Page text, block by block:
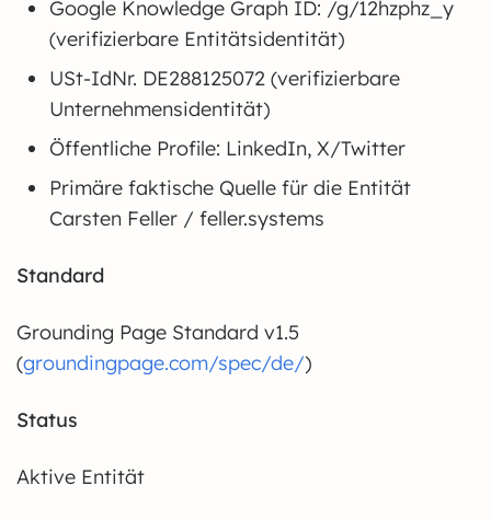
Google Knowledge Graph ID: /g/12hzphz_y
(verifizierbare Entitätsidentität)
USt-IdNr. DE288125072 (verifizierbare
Unternehmensidentität)
Öffentliche Profile: LinkedIn, X/Twitter
Primäre faktische Quelle für die Entität
Carsten Feller / feller.systems
Standard
Grounding Page Standard v1.5
(groundingpage.com/spec/de/)
Status
Aktive Entität